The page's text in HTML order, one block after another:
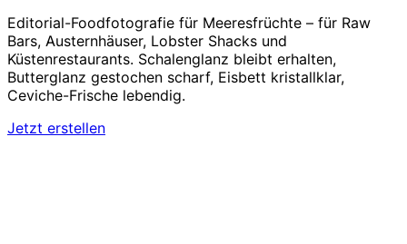
Editorial-Foodfotografie für Meeresfrüchte – für Raw
Bars, Austernhäuser, Lobster Shacks und
Küstenrestaurants. Schalenglanz bleibt erhalten,
Butterglanz gestochen scharf, Eisbett kristallklar,
Ceviche-Frische lebendig.
Jetzt erstellen